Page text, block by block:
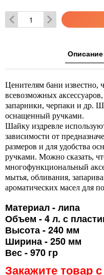
Описание
Ценителям бани известно,
всевозможных
запарники, черпаки и др.
оснащенный ручками.
Шайку издревле
зависимости от
размеров и для удобства
ручками. Можно сказать,
многофункциональный
мытья, обливания,
ароматических масел для
Материал - липа
Объем - 4 л. с
Высота - 240 мм
Ширина - 250 мм
Вес - 970 гр
Закажите товар